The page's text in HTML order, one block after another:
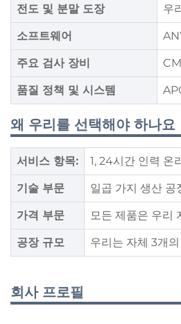
전도 및 분말 도장 우
소프트웨어
주요 검사 장비
품질 정책 및 시스템
왜 우리를 선택해야 하나요
서비스 항목: 1, 24시간 인력 온
기술 부문 일곱 가지 생산 공
가격 부문 모든 제품은 우리
공장 규모 우리는 자체 3개
회사 프로필